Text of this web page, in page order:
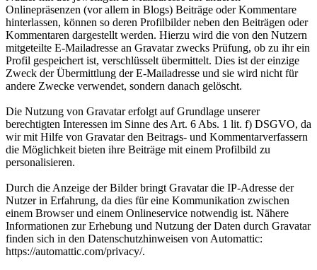
Onlinepräsenzen (vor allem in Blogs) Beiträge oder Kommentare
hinterlassen, können so deren Profilbilder neben den Beiträgen oder
Kommentaren dargestellt werden. Hierzu wird die von den Nutzern
mitgeteilte E-Mailadresse an Gravatar zwecks Prüfung, ob zu ihr ein
Profil gespeichert ist, verschlüsselt übermittelt. Dies ist der einzige
Zweck der Übermittlung der E-Mailadresse und sie wird nicht für
andere Zwecke verwendet, sondern danach gelöscht.
Die Nutzung von Gravatar erfolgt auf Grundlage unserer
berechtigten Interessen im Sinne des Art. 6 Abs. 1 lit. f) DSGVO, da
wir mit Hilfe von Gravatar den Beitrags- und Kommentarverfassern
die Möglichkeit bieten ihre Beiträge mit einem Profilbild zu
personalisieren.
Durch die Anzeige der Bilder bringt Gravatar die IP-Adresse der
Nutzer in Erfahrung, da dies für eine Kommunikation zwischen
einem Browser und einem Onlineservice notwendig ist. Nähere
Informationen zur Erhebung und Nutzung der Daten durch Gravatar
finden sich in den Datenschutzhinweisen von Automattic:
https://automattic.com/privacy/.